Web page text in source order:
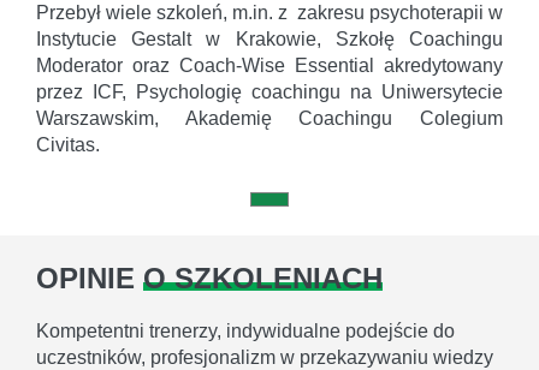
Przebył wiele szkoleń, m.in. z zakresu psychoterapii w
Instytucie Gestalt w Krakowie, Szkołę Coachingu
Moderator oraz Coach-Wise Essential akredytowany
przez ICF, Psychologię coachingu na Uniwersytecie
Warszawskim, Akademię Coachingu Colegium
Civitas.
OPINIE O SZKOLENIACH
Kompetentni trenerzy, indywidualne podejście do
uczestników, profesjonalizm w przekazywaniu wiedzy